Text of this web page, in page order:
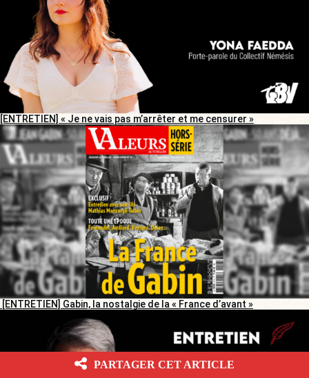
[ENTRETIEN] « Je ne vais pas m’arrêter et me censurer »
[ENTRETIEN] Gabin, la nostalgie de la « France d’avant »
PARTAGER CET ARTICLE